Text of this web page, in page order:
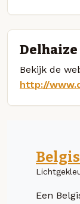
Bekijk de
http://
Een